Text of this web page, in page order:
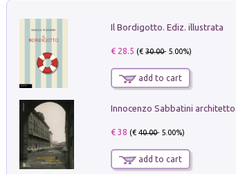
Il Bordigotto. Ediz. illustrata
€ 28.5 (€30.00- 5.00%)
add to cart
Innocenzo Sabbatini
€ 38 (€40.00- 5.00%)
add to cart